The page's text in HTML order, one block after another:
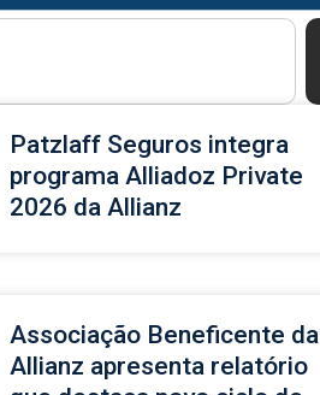
Patzlaff Seguros integra
programa Alliadoz Private
2026 da Allianz
Associação Beneficente da
Allianz apresenta relatório